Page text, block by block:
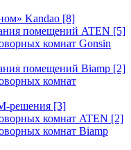
Kandao [8]
помещений ATEN [5]
комнат Gonsin
помещений Biamp [2]
комнат
решения [3]
комнат ATEN [2]
комнат Biamp